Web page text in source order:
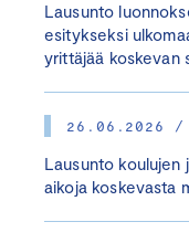
Lausunto
esitykseksi
yrittäjää koskevan
26.06.2026 /
Lausunto
aikoja koskevasta